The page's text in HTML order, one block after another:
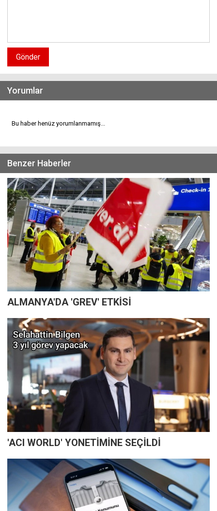
Gönder
Yorumlar
Bu haber henüz yorumlanmamış...
Benzer Haberler
ALMANYA'DA 'GREV' ETKİSİ
'ACI WORLD' YONETİMİNE SEÇİLDİ